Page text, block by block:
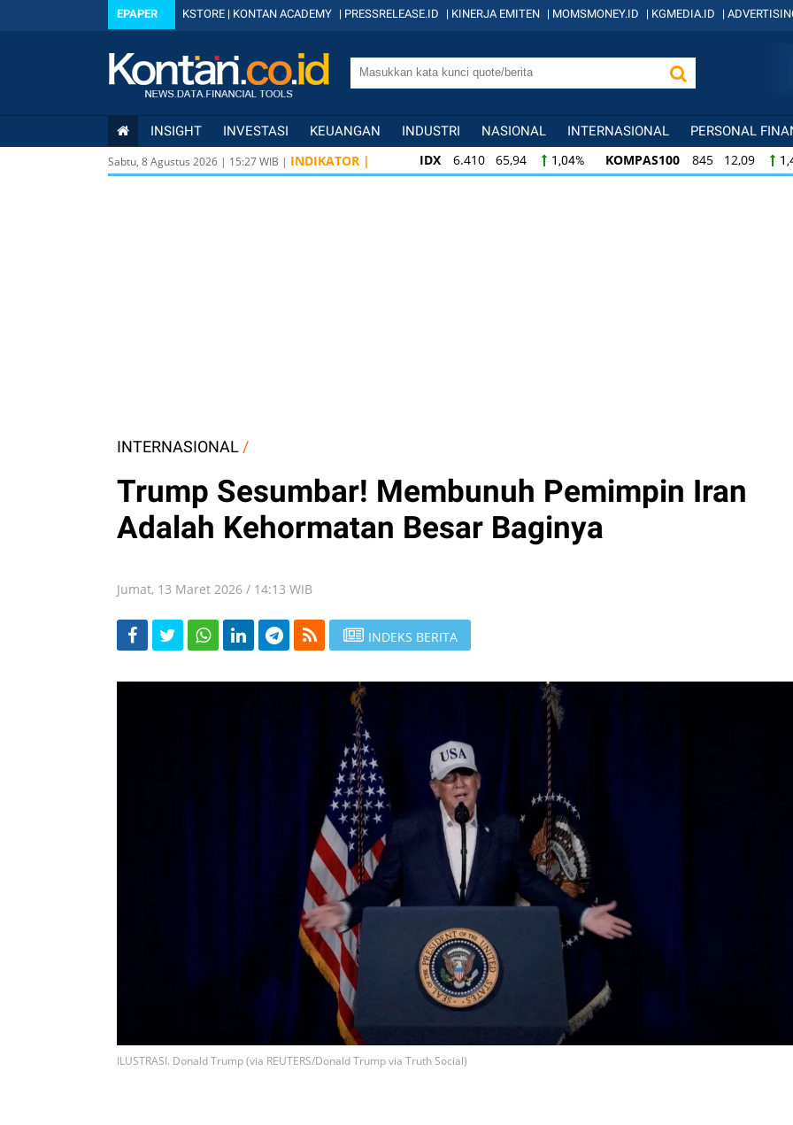
EPAPER KSTORE | KONTAN ACADEMY | PRESSRELEASE.ID | KINERJA EMITEN | MOMSMONEY.ID | KGMEDIA.ID |
INSIGHT INVESTASI KEUANGAN INDUSTRI NASIONAL INTERNASIONAL PERSONAL
Sabtu, 8 Agustus 2026 | 15:27WIB | INDIKATOR | IDX 6.410 65,94 1,04% KOMPAS100 845 12,09
KOMPAS100 845 12,09 1,45% LQ45 640 9,44
INTERNASIONAL /
Trump Sesumbar! Membunuh Pemimpin Iran
Adalah Kehormatan Besar Baginya
Jumat, 13 Maret 2026 / 14:13 WIB
INDEKS BERITA
ILUSTRASI. Donald Trump (via REUTERS/Donald Trump via Truth Social)